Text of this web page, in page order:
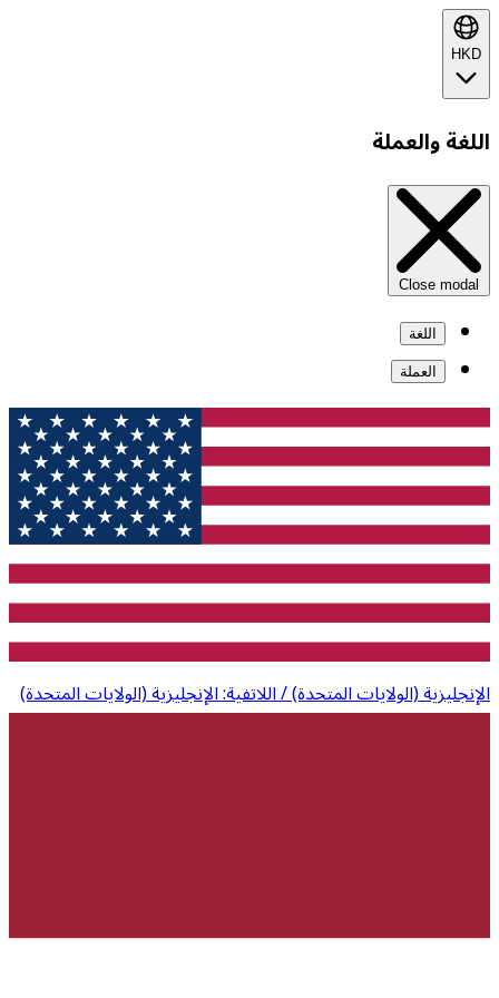
HKD
اللغة والعملة
Close modal
اللغة
العملة
الإنجليزية (الولايات المتحدة) / اللاتفية: الإنجليزية (الولايات المتحدة)